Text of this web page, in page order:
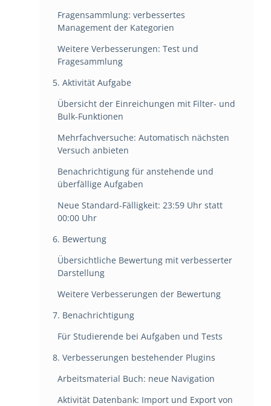
Fragensammlung: verbessertes
Management der Kategorien
Weitere Verbesserungen: Test und
Fragesammlung
5. Aktivität Aufgabe
Übersicht der Einreichungen mit Filter- und
Bulk-Funktionen
Mehrfachversuche: Automatisch nächsten
Versuch anbieten
Benachrichtigung für anstehende und
überfällige Aufgaben
Neue Standard-Fälligkeit: 23:59 Uhr statt
00:00 Uhr
6. Bewertung
Übersichtliche Bewertung mit verbesserter
Darstellung
Weitere Verbesserungen der Bewertung
7. Benachrichtigung
Für Studierende bei Aufgaben und Tests
8. Verbesserungen bestehender Plugins
Arbeitsmaterial Buch: neue Navigation
Aktivität Datenbank: Import und Export von